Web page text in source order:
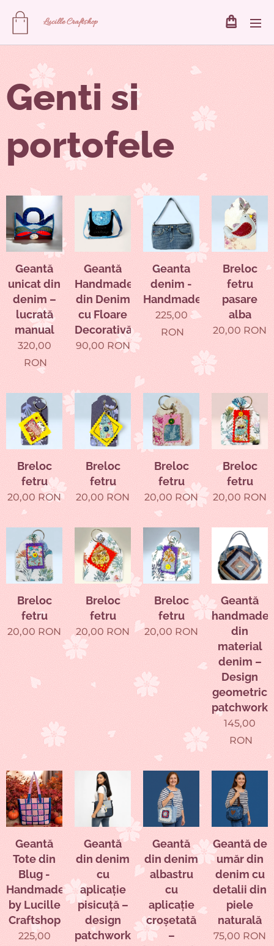
LucilleCraftshop
Genti si
portofele
Geantă
unicat din
denim –
lucrată
manual
320,00
RON
Geantă
Handmade
din Denim
cu Floare
Decorativă
90,00 RON
Geanta
denim -
Handmade
225,00
RON
Breloc
fetru
pasare
alba
20,00 RON
Breloc
fetru
20,00 RON
Breloc
fetru
20,00 RON
Breloc
fetru
20,00 RON
Breloc
fetru
20,00 RON
Breloc
fetru
20,00 RON
Breloc
fetru
20,00 RON
Breloc
fetru
20,00 RON
Geantă
handmade
din
material
denim –
Design
geometric
patchwork
145,00
RON
Geantă
Tote din
Blug -
Handmade
by Lucille
Craftshop
225,00
Geantă
din denim
cu
aplicație
pisicuță –
design
patchwork,
Geantă
din denim
albastru
cu
aplicație
croșetată
–
Geantă de
umăr din
denim cu
detalii din
piele
naturală
75,00 RON